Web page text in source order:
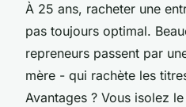
À 25 ans, racheter une
pas toujours optimal.
repreneurs passent par
mère - qui rachète les
Avantages ? Vous isolez